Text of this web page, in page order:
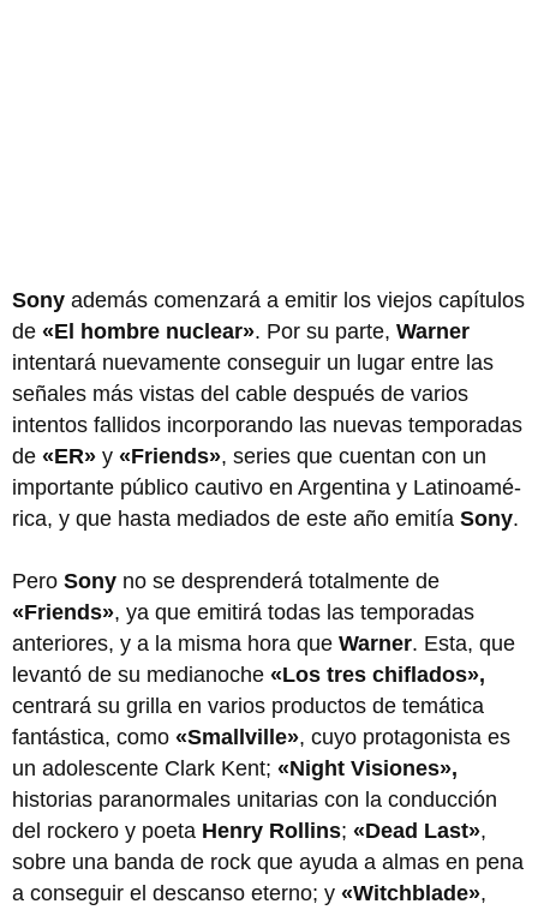
Sony además comenzará a emitir los viejos capítulos
de «El hombre nuclear». Por su parte, Warner
intentará nuevamente conseguir un lugar entre las
señales más vistas del cable después de varios
intentos fallidos incorporando las nuevas temporadas
de «ER» y «Friends», series que cuentan con un
importante público cautivo en Argentina y Latinoamé-
rica, y que hasta mediados de este año emitía Sony.
Pero Sony no se desprenderá totalmente de
«Friends», ya que emitirá todas las temporadas
anteriores, y a la misma hora que Warner. Esta, que
levantó de su medianoche «Los tres chiflados»,
centrará su grilla en varios productos de temática
fantástica, como «Smallville», cuyo protagonista es
un adolescente Clark Kent; «Night Visiones»,
historias paranormales unitarias con la conducción
del rockero y poeta Henry Rollins; «Dead Last»,
sobre una banda de rock que ayuda a almas en pena
a conseguir el descanso eterno; y «Witchblade»,